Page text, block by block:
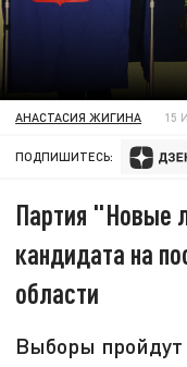
АНАСТАСИЯ ЖИГИНА 15
ПОДПИШИТЕСЬ:
Партия "Новые
кандидата на
области
Выборы пройдут